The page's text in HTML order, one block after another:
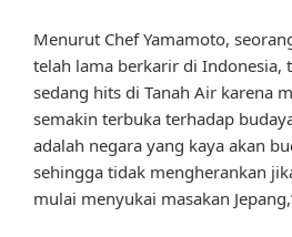
Menurut Chef Yamamoto,
telah lama berkarir di Indonesia,
sedang hits di Tanah Air karena
semakin terbuka terhadap
adalah negara yang kaya akan
sehingga tidak mengherankan
mulai menyukai masakan